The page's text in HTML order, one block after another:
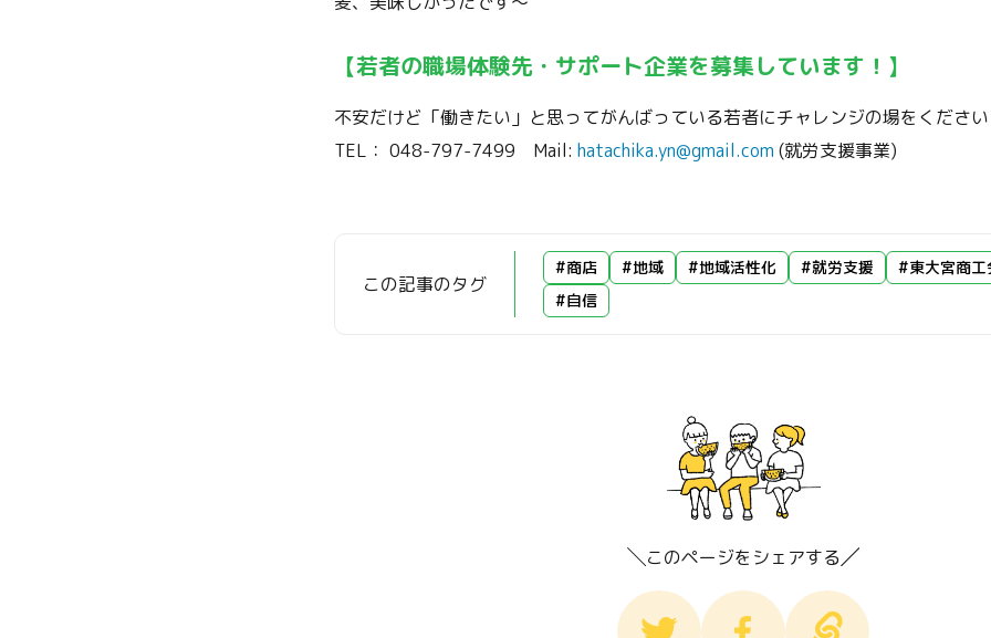
【若者の職場体験先・サポート企業を募集しています！】
不安だけど「働きたい」と思ってがんばっている若者にチャレンジの場をください
TEL： 048-797-7499 Mail: hatachika.yn@gmail.com (就労支援事業)
この記事のタグ
#商店 #地域 #地域活性化 #就労支援 #東大宮商工
#自信
このページをシェアする